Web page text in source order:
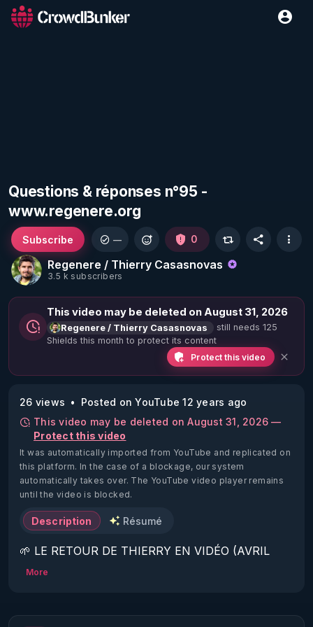
Questions & réponses n°95 -
www.regenere.org
Regenere / Thierry Casasnovas
3.5 k subscribers
Subscribe — 0
This video may be deleted on August 31, 2026
Regenere / Thierry Casasnovas
still needs 125
Shields this month to protect its content
Protect this video
26 views
Posted on YouTube 12 years ago
This video may be deleted on August 31, 2026 —
Protect this video
It was automatically imported from YouTube and replicated on
this platform. In the case of a blockage, our system
automatically takes over. The YouTube video player remains
until the video is blocked.
Description Résumé
🌱 LE RETOUR DE THIERRY EN VIDÉO (AVRIL
2022)!
https://www.rgnr.fr/presentation.html
More